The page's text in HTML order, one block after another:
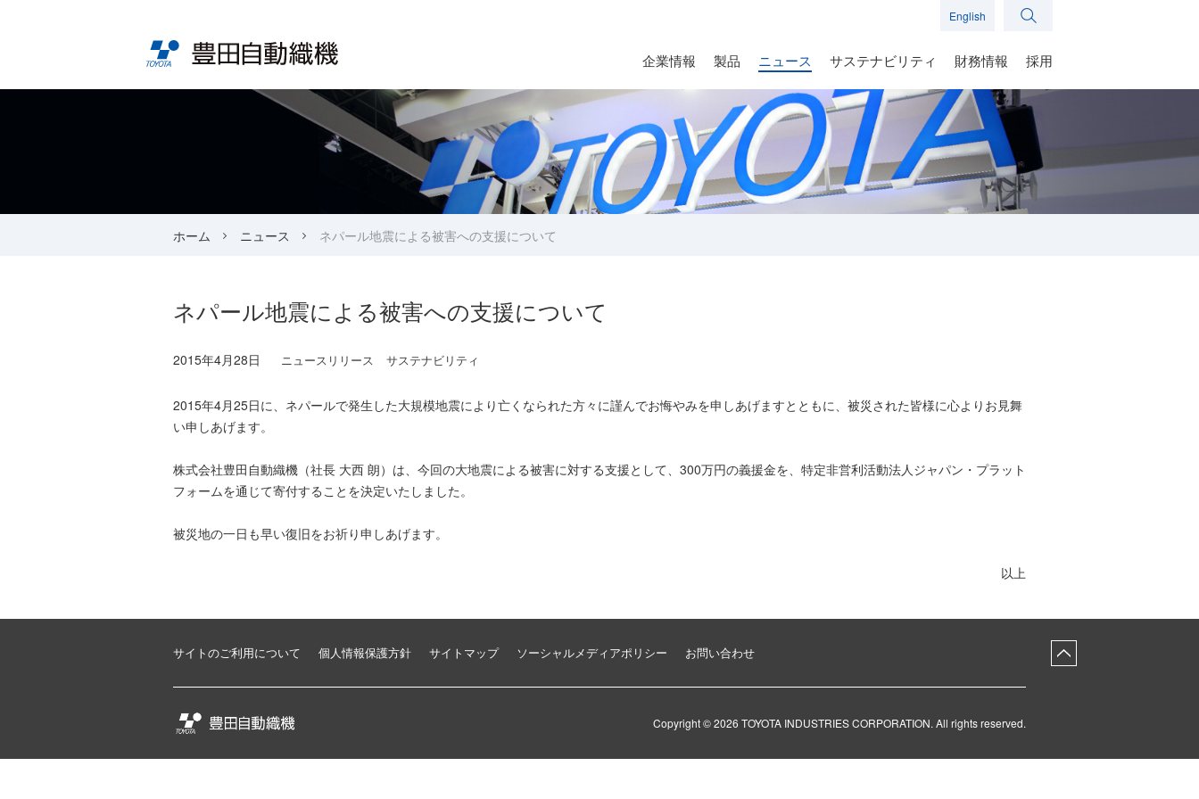
English
企業情報 製品 ニュース サステナビリティ 財務情報 採用
ホーム ニュース ネパール地震による被害への支援について
ネパール地震による被害への支援について
2015年4月28日 ニュースリリース サステナビリティ
2015年4月25日に、ネパールで発生した大規模地震により亡くなられた方々に謹んでお悔やみを申しあげますとともに、被災された皆様に心よりお見舞
い申しあげます。
株式会社豊田自動織機（社長 大西 朗）は、今回の大地震による被害に対する支援として、300万円の義援金を、特定非営利活動法人ジャパン・プラット
フォームを通じて寄付することを決定いたしました。
被災地の一日も早い復旧をお祈り申しあげます。
以上
サイトのご利用について 個人情報保護方針 サイトマップ ソーシャルメディアポリシー お問い合わせ
Copyright ©2026 TOYOTA INDUSTRIES CORPORATION. All rights reserved.